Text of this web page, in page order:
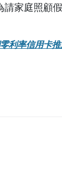
請家庭照顧
利率信用卡